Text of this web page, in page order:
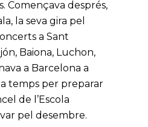
Començava després,
la seva gira pel
a Sant
Baiona, Luchon,
a Barcelona a
temps per preparar
de l’Escola
pel desembre.